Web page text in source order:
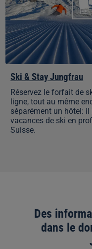
Ski & Stay Jungfrau
Réservez le forfait de
ligne, tout au même
séparément un hôtel: il
vacances de ski en
Suisse.
Des
dans le